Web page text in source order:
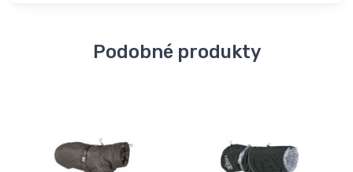
Podobné produkty